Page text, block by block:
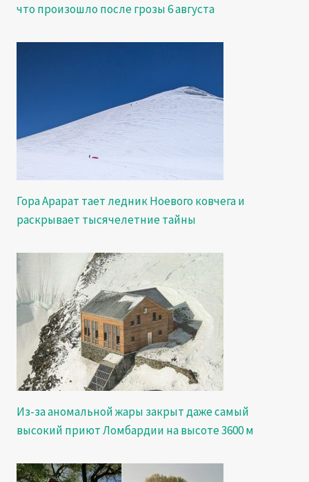
что произошло после грозы 6 августа
Гора Арарат тает ледник Ноевого ковчега и
раскрывает тысячелетние тайны
Из-за аномальной жары закрыт даже самый
высокий приют Ломбардии на высоте 3600 м